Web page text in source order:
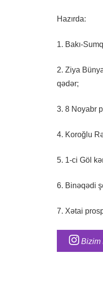
Hazırda:
1. Bakı-
2. Ziya
qədər;
3. 8 Noyabr
4. Koroğlu
5. 1-ci Göl
6. Binəqədi
7. Xətai
Bizim